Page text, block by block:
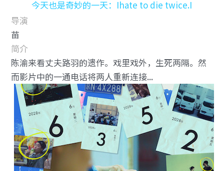
今天也是奇妙的一天：Ihate to die twice.I
导演
苗
简介
陈渝来看丈夫路羽的遗作。戏里戏外，生死两隔。然
而影片中的一通电话将两人重新连接...